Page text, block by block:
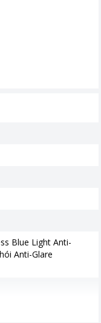
Blue Light Anti-
Anti-Glare